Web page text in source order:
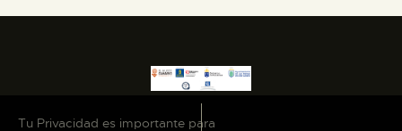
Tu Privacidad es importante para